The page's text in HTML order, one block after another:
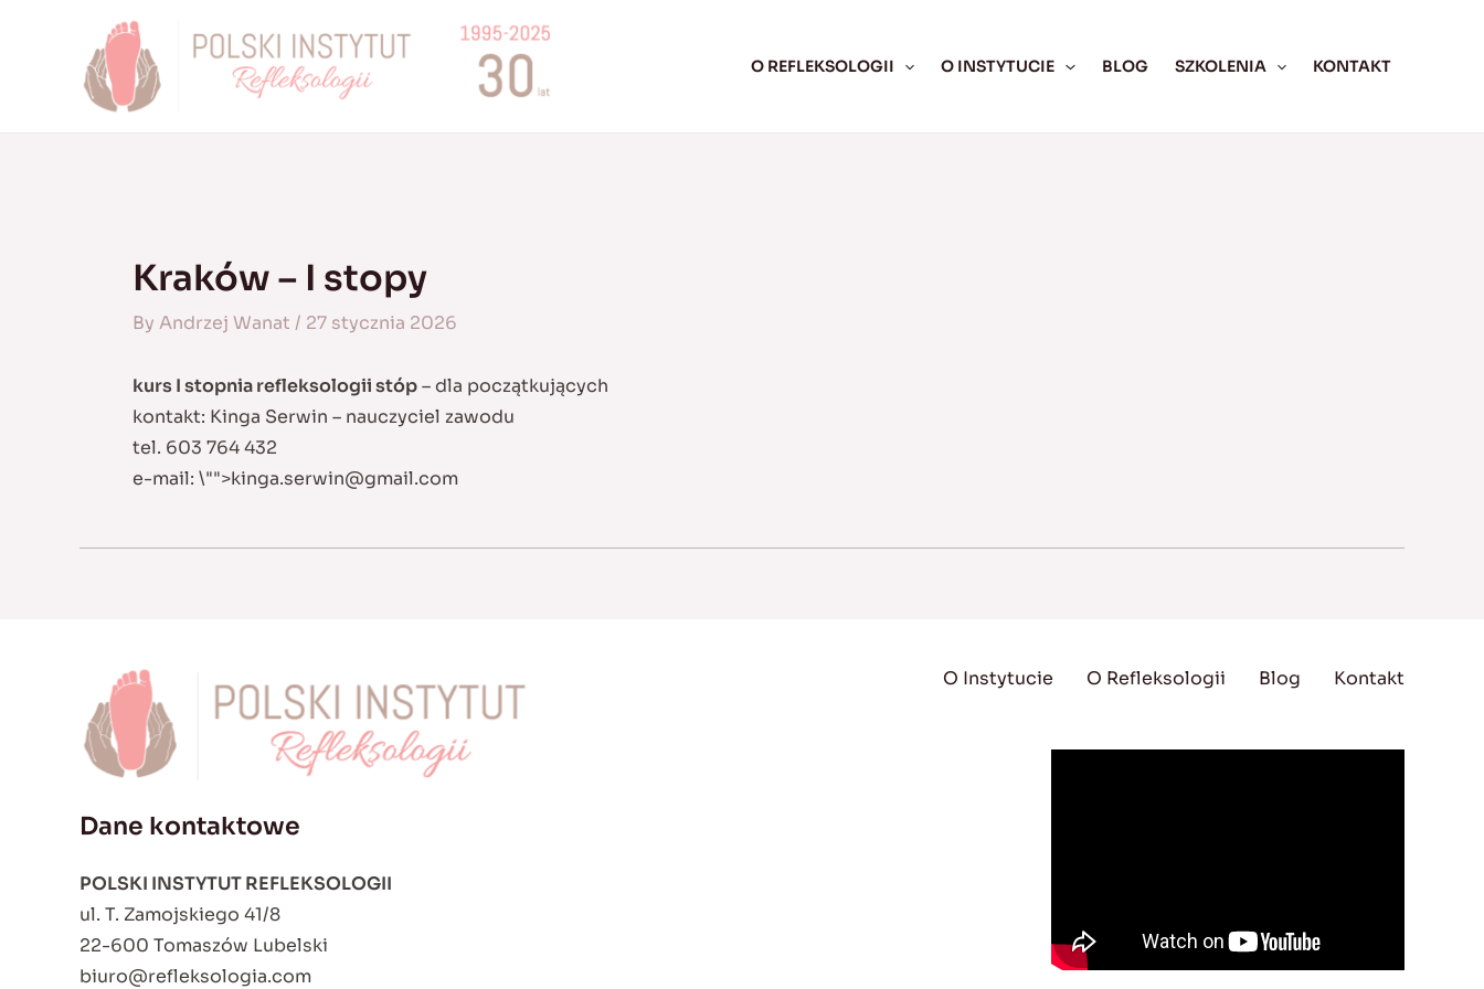
O REFLEKSOLOGII O INSTYTUCIE BLOG SZKOLENIA KONTAKT
Kraków – I stopy
By Andrzej Wanat / 27 stycznia 2026
kurs I stopnia refleksologii stóp– dla początkujących
kontakt: Kinga Serwin – nauczyciel zawodu
tel. 603 764 432
e-mail: \"">kinga.serwin@gmail.com
Dane kontaktowe
POLSKI INSTYTUT REFLEKSOLOGII
ul. T. Zamojskiego 41/8
22-600 Tomaszów Lubelski
biuro@refleksologia.com
O Instytucie O Refleksologii Blog Kontakt